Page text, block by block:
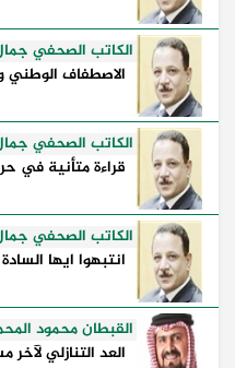
الكاتب الصحفي
الاصطفاف
الكاتب الصحفي
قراءة متأنية في
الكاتب الصحفي
انتبهوا ايها السادة
القبطان محمود
العد التنازلي